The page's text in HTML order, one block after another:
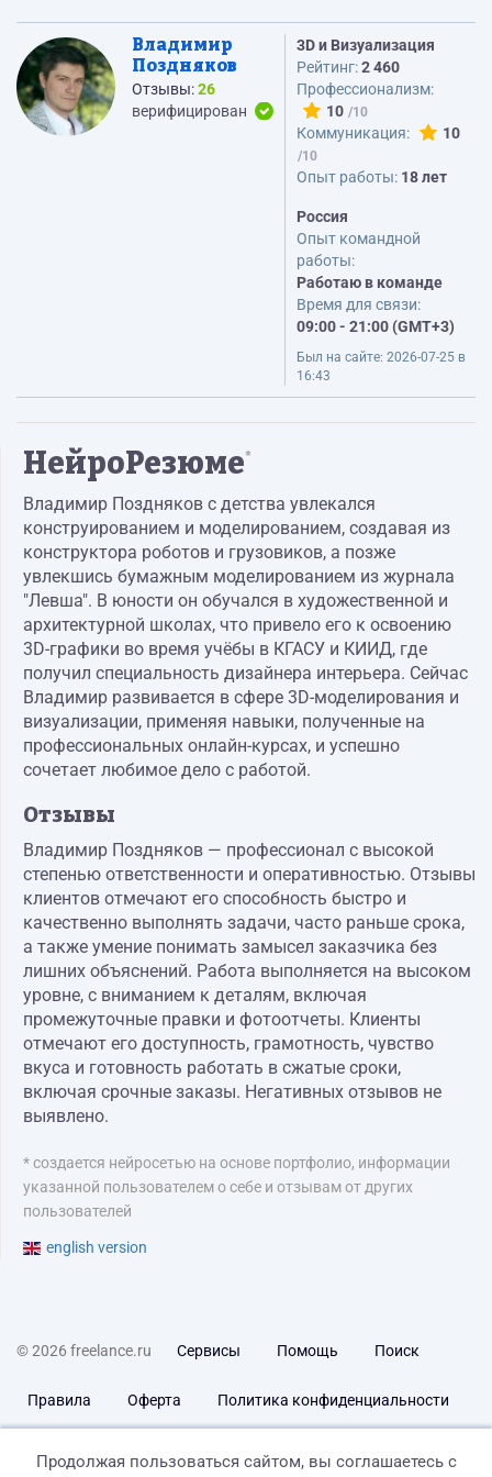
Владимир
Поздняков
Отзывы:26
верифицирован
3D и Визуализация
Рейтинг:2 460
Профессионализм:
10
Коммуникация:
10
Опыт работы: 18 лет
Россия
Опыт командной
работы:
Работаю в команде
Время для связи:
09:00 - 21:00 (GMT+3)
Был на сайте: 2026-07-25 в
16:43
НейроРезюме*
Владимир Поздняков с детства увлекался
конструированием и моделированием, создавая из
конструктора роботов и грузовиков, а позже
увлекшись бумажным моделированием из журнала
"Левша". В юности он обучался в художественной и
архитектурной школах, что привело его к освоению
3D-графики во время учёбы в КГАСУ и КИИД, где
получил специальность дизайнера интерьера. Сейчас
Владимир развивается в сфере 3D-моделирования и
визуализации, применяя навыки, полученные на
профессиональных онлайн-курсах, и успешно
сочетает любимое дело с работой.
Отзывы
Владимир Поздняков — профессионал с высокой
степенью ответственности и оперативностью. Отзывы
клиентов отмечают его способность быстро и
качественно выполнять задачи, часто раньше срока,
а также умение понимать замысел заказчика без
лишних объяснений. Работа выполняется на высоком
уровне, с вниманием к деталям, включая
промежуточные правки и фотоотчеты. Клиенты
отмечают его доступность, грамотность, чувство
вкуса и готовность работать в сжатые сроки,
включая срочные заказы. Негативных отзывов не
выявлено.
* создается нейросетью на основе портфолио, информации
указанной пользователем о себе и отзывам от других
пользователей
english version
© 2026 freelance.ru Сервисы Помощь Поиск
Правила Оферта Политика конфиденциальности
Продолжая пользоваться сайтом, вы соглашаетесь с